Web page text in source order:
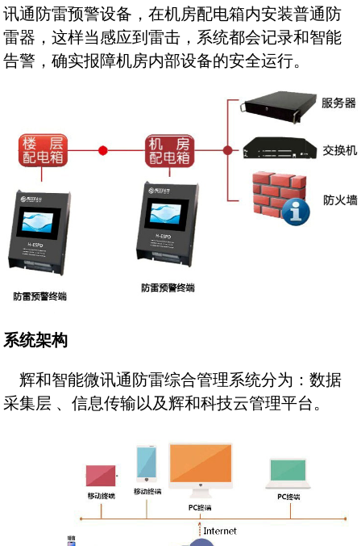
讯通防雷预警设备，在机房配电箱内安装普通防
雷器，这样当感应到雷击，系统都会记录和智能
告警，确实报障机房内部设备的安全运行。
系统架构
辉和智能微讯通防雷综合管理系统分为：数据
采集层 、信息传输以及辉和科技云管理平台。